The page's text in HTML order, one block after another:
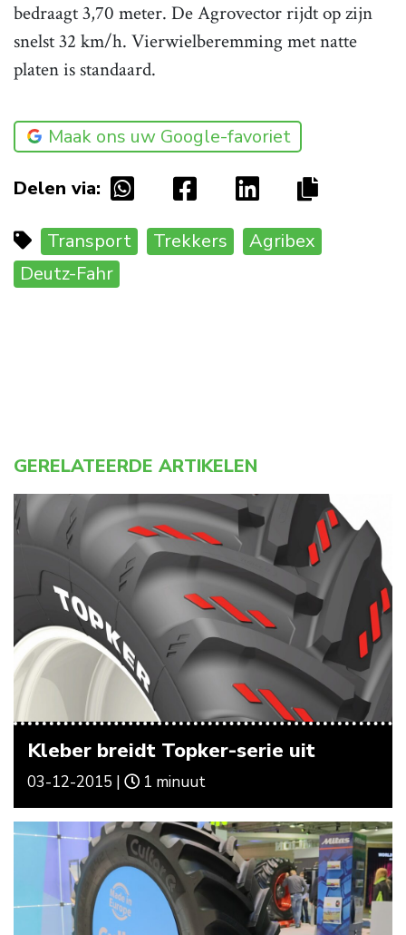
bedraagt 3,70 meter. De Agrovector rijdt op zijn
snelst 32 km/h. Vierwielberemming met natte
platen is standaard.
Maak ons uw Google-favoriet
Delen via:
Transport Trekkers
Agribex
Deutz-Fahr
GERELATEERDE ARTIKELEN
Kleber breidt Topker-serie uit
03-12-2015 | 1 minuut